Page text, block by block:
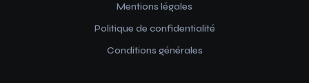
Mentions légales
Politique de confidentialité
Conditions générales